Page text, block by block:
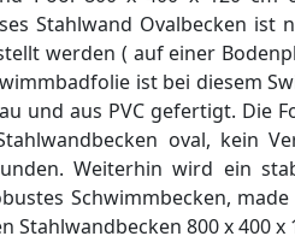
Stahlwand Ovalbecken
werden ( auf einer
ist bei diesem
und aus PVC gefertigt. Die
oval, kein
Weiterhin wird ein
Schwimmbecken,
Stahlwandbecken 800 x 400 x